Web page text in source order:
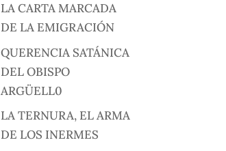
LA CARTA MARCADA
DE LA EMIGRACIÓN
QUERENCIA SATÁNICA
DEL OBISPO
ARGÜELL0
LA TERNURA, EL ARMA
DE LOS INERMES